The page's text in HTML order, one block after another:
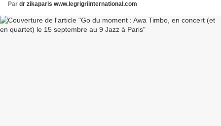
Par dr zikaparis www.legrigriinternational.com